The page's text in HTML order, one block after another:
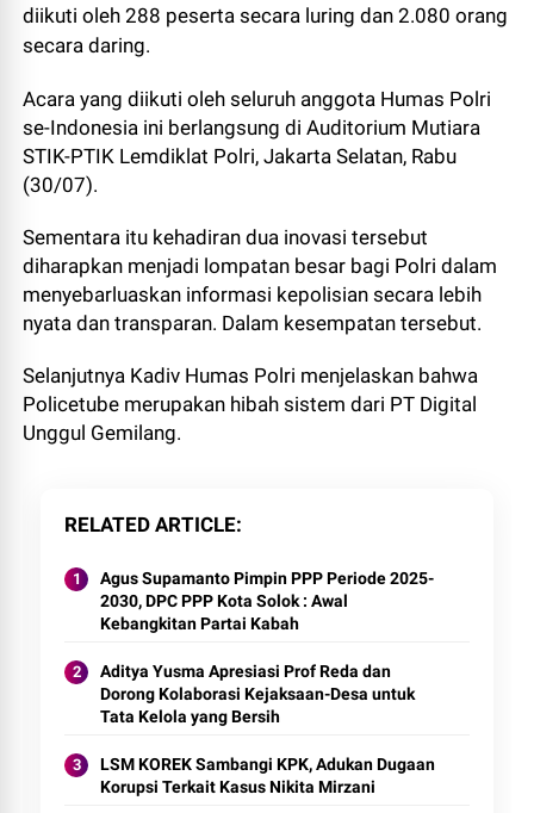
diikuti oleh 288 peserta secara luring dan 2.080 orang
secara daring.
Acara yang diikuti oleh seluruh anggota Humas Polri
se-Indonesia ini berlangsung di Auditorium Mutiara
STIK-PTIK Lemdiklat Polri, Jakarta Selatan, Rabu
(30/07).
Sementara itu kehadiran dua inovasi tersebut
diharapkan menjadi lompatan besar bagi Polri dalam
menyebarluaskan informasi kepolisian secara lebih
nyata dan transparan. Dalam kesempatan tersebut.
Selanjutnya Kadiv Humas Polri menjelaskan bahwa
Policetube merupakan hibah sistem dari PT Digital
Unggul Gemilang.
RELATED ARTICLE
Agus Supamanto Pimpin PPP Periode 2025-
2030, DPC PPP Kota Solok : Awal
Kebangkitan Partai Kabah
Aditya Yusma Apresiasi Prof Reda dan
Dorong Kolaborasi Kejaksaan-Desa untuk
Tata Kelola yang Bersih
LSM KOREK Sambangi KPK, Adukan Dugaan
Korupsi Terkait Kasus Nikita Mirzani